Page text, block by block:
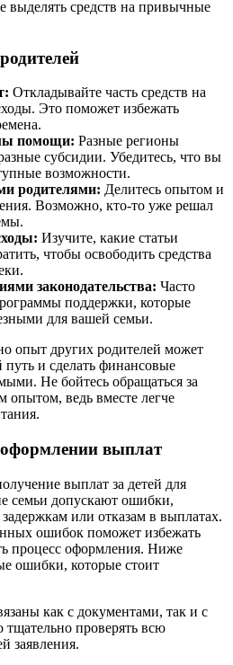
выделять средств на привычные
Откладывайте часть средств на
Это поможет избежать
помощи: Разные регионы
субсидии. Убедитесь, что вы
возможности.
родителями: Делитесь опытом и
Возможно, кто-то уже решал
Изучите, какие статьи
чтобы освободить средства
законодательства: Часто
поддержки, которые
для вашей семьи.
опыт других родителей может
и сделать финансовые
Не бойтесь обращаться за
ведь вместе легче
выплат
выплат за детей для
семьи допускают ошибки,
или отказам в выплатах.
ошибок поможет избежать
процесс оформления. Ниже
ошибки, которые стоит
как с документами, так и с
проверять всю
заявления.